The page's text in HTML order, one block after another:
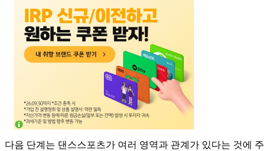
다음 단계는 댄스스포츠가 여러 영역과 관계가 있다는 것에 주